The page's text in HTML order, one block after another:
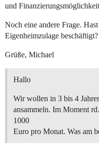
und
Noch eine andere Frage.
Eigenheimzulage beschäftigt?
Grüße, Michael
Hallo
Wir wollen in 3 bis 4
ansammeln. Im Moment
1000
Euro pro Monat. Was am